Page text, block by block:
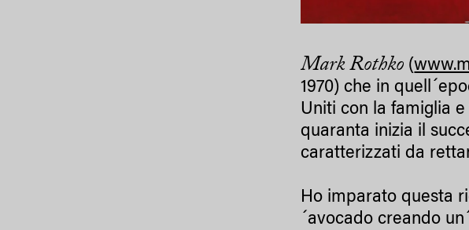
Mark Rothko (
1970) che in
Uniti con la famiglia
quaranta inizia il
caratterizzati da
Ho imparato questa
´avocado creando